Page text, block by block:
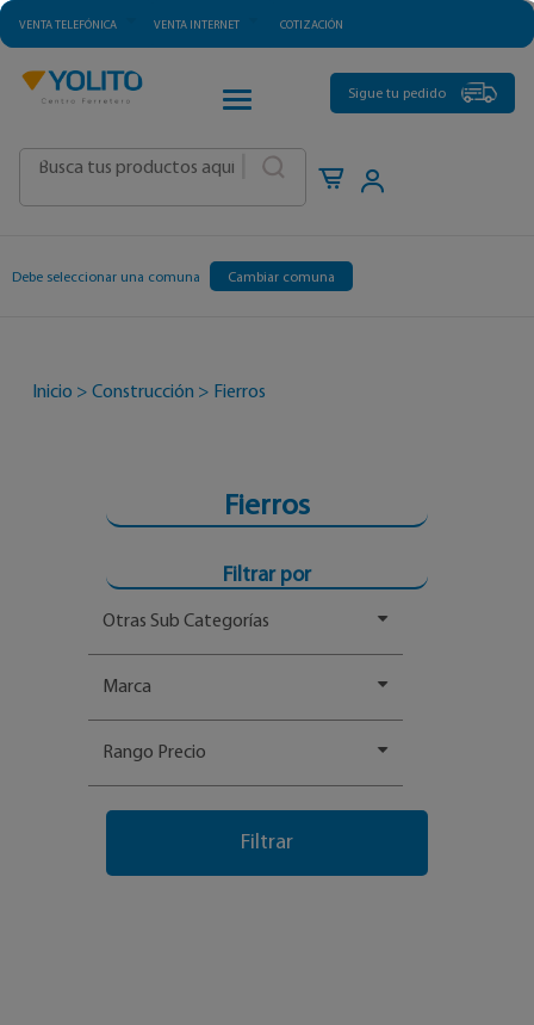
VENTA TELEFÓNICA VENTA INTERNET COTIZACIÓN
CATEGORÍAS
Sigue tu pedido
Debe seleccionar una comuna Cambiar comuna
Inicio > Construcción > Fierros
Fierros
Filtrar por
Otras Sub Categorías
Marca
Rango Precio